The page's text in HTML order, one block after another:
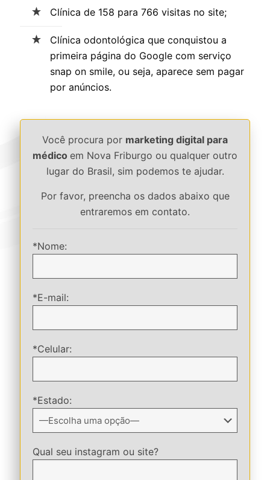
Clínica de 158 para 766 visitas no site;
Clínica odontológica que conquistou a
primeira página do Google com serviço
snap on smile, ou seja, aparece sem pagar
por anúncios.
Você procura por marketing digital para
médico em Nova Friburgo ou qualquer outro
lugar do Brasil, sim podemos te ajudar.
Por favor, preencha os dados abaixo que
entraremos em contato.
*Nome:
*E-mail:
*Celular:
*Estado:
Qual seu instagram ou site?